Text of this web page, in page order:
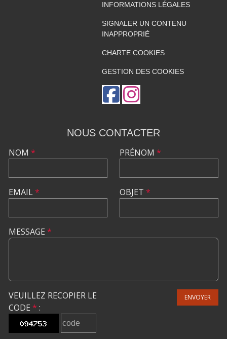
INFORMATIONS LÉGALES
SIGNALER UN CONTENU
INAPPROPRIÉ
CHARTE COOKIES
GESTION DES COOKIES
NOUS CONTACTER
NOM *
EMAIL*
PRÉNOM *
OBJET *
MESSAGE *
VEUILLEZ RECOPIER LE
CODE * :
ENVOYER